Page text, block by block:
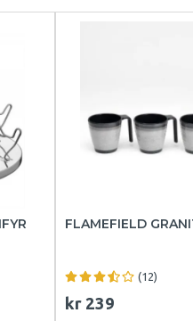
FLAMEFIELD
(12)
kr 239